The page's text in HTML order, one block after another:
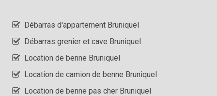
Débarras d'appartement Bruniquel
Débarras grenier et cave Bruniquel
Location de benne Bruniquel
Location de camion de benne Bruniquel
Location de benne pas cher Bruniquel